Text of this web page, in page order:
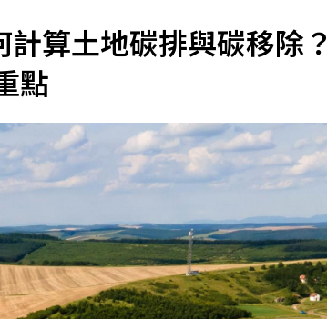
算土地碳排與碳移除
點